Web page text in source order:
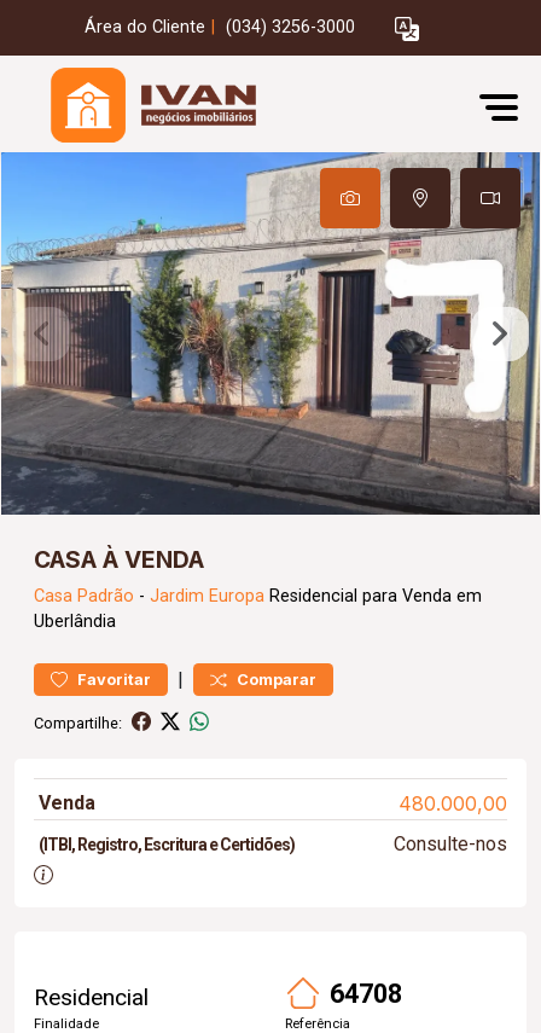
Área do Cliente (034) 3256-3000
CASA À VENDA
Casa Padrão - Jardim Europa Residencial para Venda em
Uberlândia
Favoritar | Comparar
Compartilhe:
Venda 480.000,00
(ITBI, Registro, Escritura e Certidões) Consulte-nos
Residencial
Finalidade
64708
Referência